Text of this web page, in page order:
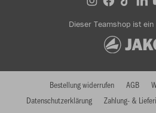
Dieser Teamshop ist
Bestellung widerrufen AGB
Datenschutzerklärung
Zahlung- &